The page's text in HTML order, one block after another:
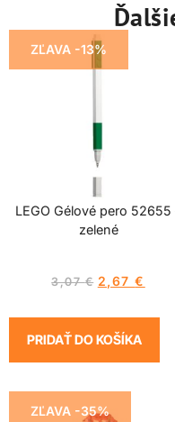
ZĽAVA -13%
LEGO Gélové pero 52655
zelené
3,07€ 2,67€
PRIDAŤ DO KOŠÍKA
ZĽAVA -35%